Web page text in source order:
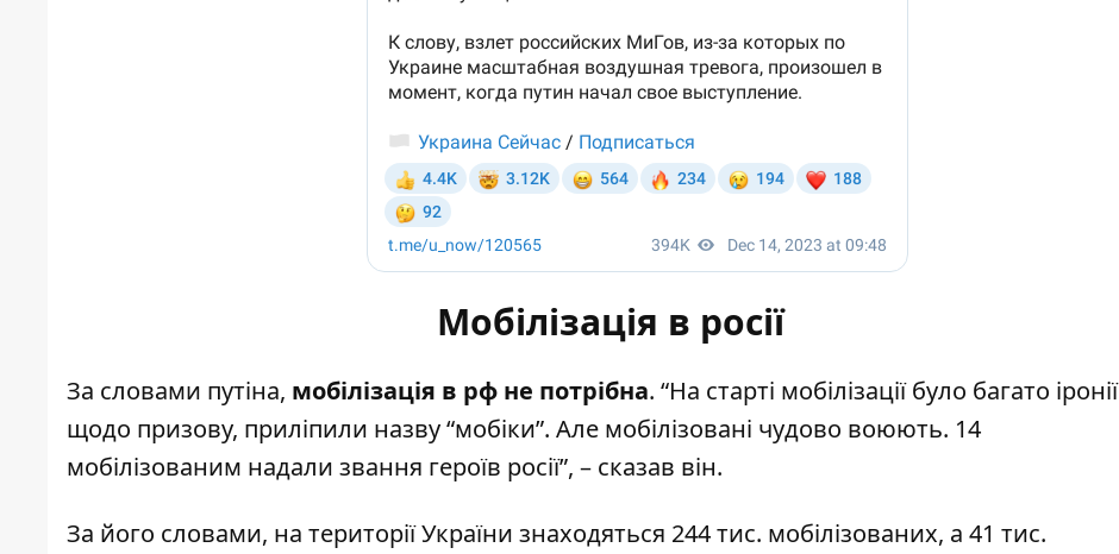
Мобілізація в росії
За словами путіна, мобілізація в рф не потрібна. “На старті мобілізації було багато іронії
щодо призову, приліпили назву “мобіки”. Але мобілізовані чудово воюють. 14
мобілізованим надали звання героїв росії”, – сказав він.
За його словами, на території України знаходяться 244 тис. мобілізованих, а 41 тис.